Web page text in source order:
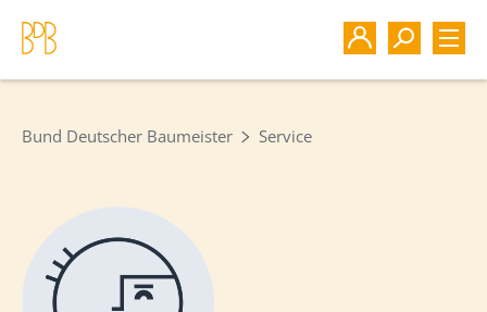
Bund Deutscher Baumeister Service